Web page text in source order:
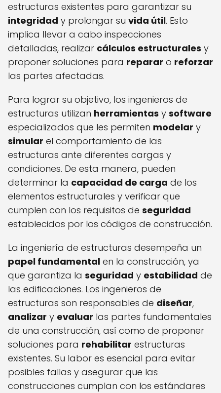
estructuras existentes para garantizar su
integridad y prolongar su vida útil. Esto
implica llevar a cabo inspecciones
detalladas, realizar cálculos estructurales y
proponer soluciones para reparar o reforzar
las partes afectadas.
Para lograr su objetivo, los ingenieros de
estructuras utilizan herramientas y software
especializados que les permiten modelar y
simular el comportamiento de las
estructuras ante diferentes cargas y
condiciones. De esta manera, pueden
determinar la capacidad de carga de los
elementos estructurales y verificar que
cumplen con los requisitos de seguridad
establecidos por los códigos de construcción.
La ingeniería de estructuras desempeña un
papel fundamental en la construcción, ya
que garantiza la seguridad y estabilidad de
las edificaciones. Los ingenieros de
estructuras son responsables de diseñar,
analizar y evaluar las partes fundamentales
de una construcción, así como de proponer
soluciones para rehabilitar estructuras
existentes. Su labor es esencial para evitar
posibles fallas y asegurar que las
construcciones cumplan con los estándares